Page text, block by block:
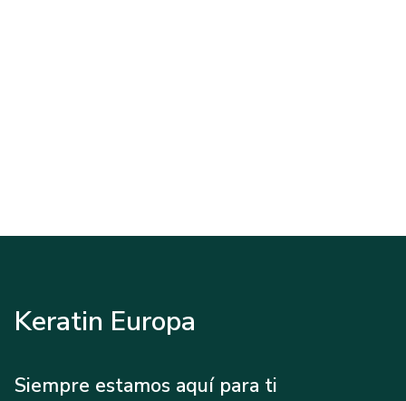
Keratin Europa
Siempre estamos aquí para ti